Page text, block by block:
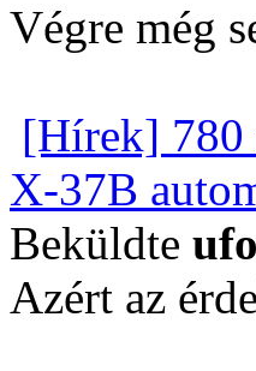
Végre még
[Hírek] 780
X-37B
Beküldte
Azért az